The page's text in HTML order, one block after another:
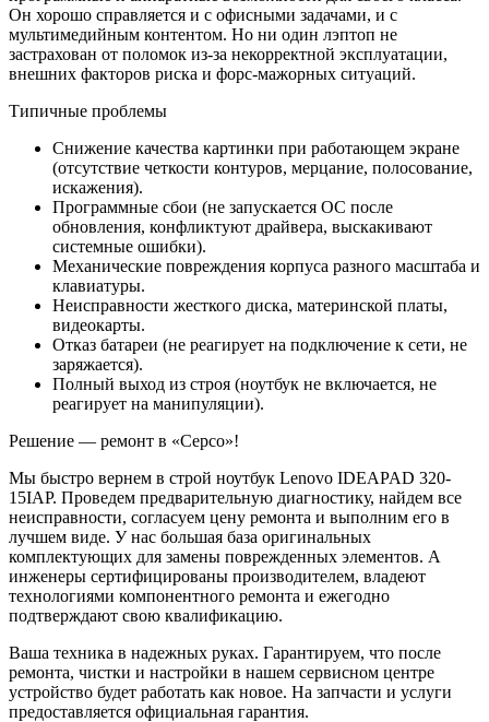
Он хорошо справляется и с офисными задачами, и с
мультимедийным контентом. Но ни один лэптоп не
застрахован от поломок из-за некорректной эксплуатации,
внешних факторов риска и форс-мажорных ситуаций.
Типичные проблемы
Снижение качества картинки при работающем экране
(отсутствие четкости контуров, мерцание, полосование,
искажения).
Программные сбои (не запускается ОС после
обновления, конфликтуют драйвера, выскакивают
системные ошибки).
Механические повреждения корпуса разного масштаба и
клавиатуры.
Неисправности жесткого диска, материнской платы,
видеокарты.
Отказ батареи (не реагирует на подключение к сети, не
заряжается).
Полный выход из строя (ноутбук не включается, не
реагирует на манипуляции).
Решение — ремонт в «Серсо»!
Мы быстро вернем в строй ноутбук Lenovo IDEAPAD 320-
15IAP. Проведем предварительную диагностику, найдем все
неисправности, согласуем цену ремонта и выполним его в
лучшем виде. У нас большая база оригинальных
комплектующих для замены поврежденных элементов. А
инженеры сертифицированы производителем, владеют
технологиями компонентного ремонта и ежегодно
подтверждают свою квалификацию.
Ваша техника в надежных руках. Гарантируем, что после
ремонта, чистки и настройки в нашем сервисном центре
устройство будет работать как новое. На запчасти и услуги
предоставляется официальная гарантия.